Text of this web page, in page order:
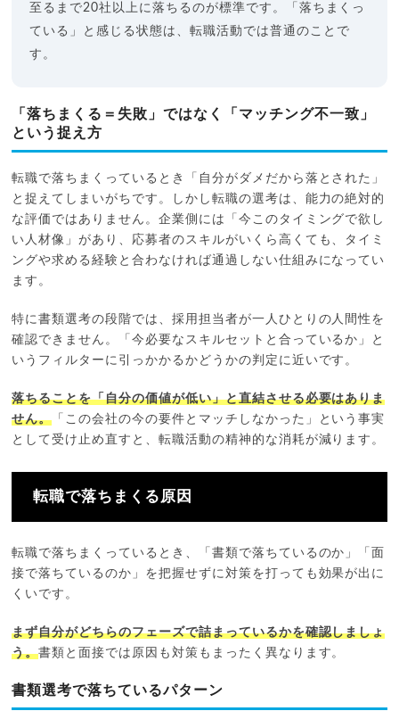
至るまで20社以上に落ちるのが標準です。「落ちまくっ
ている」と感じる状態は、転職活動では普通のことで
す。
「落ちまくる＝失敗」ではなく「マッチング不一致」
という捉え方
転職で落ちまくっているとき「自分がダメだから落とされた」
と捉えてしまいがちです。しかし転職の選考は、能力の絶対的
な評価ではありません。企業側には「今このタイミングで欲し
い人材像」があり、応募者のスキルがいくら高くても、タイミ
ングや求める経験と合わなければ通過しない仕組みになってい
ます。
特に書類選考の段階では、採用担当者が一人ひとりの人間性を
確認できません。「今必要なスキルセットと合っているか」と
いうフィルターに引っかかるかどうかの判定に近いです。
落ちることを「自分の価値が低い」と直結させる必要はありま
せん。 「この会社の今の要件とマッチしなかった」という事実
として受け止め直すと、転職活動の精神的な消耗が減ります。
転職で落ちまくる原因
転職で落ちまくっているとき、「書類で落ちているのか」「面
接で落ちているのか」を把握せずに対策を打っても効果が出に
くいです。
まず自分がどちらのフェーズで詰まっているかを確認しましょ
う。書類と面接では原因も対策もまったく異なります。
書類選考で落ちているパターン